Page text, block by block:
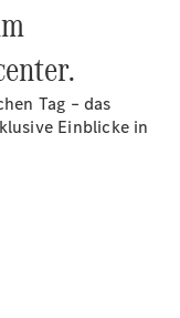
Tag – das
Einblicke in